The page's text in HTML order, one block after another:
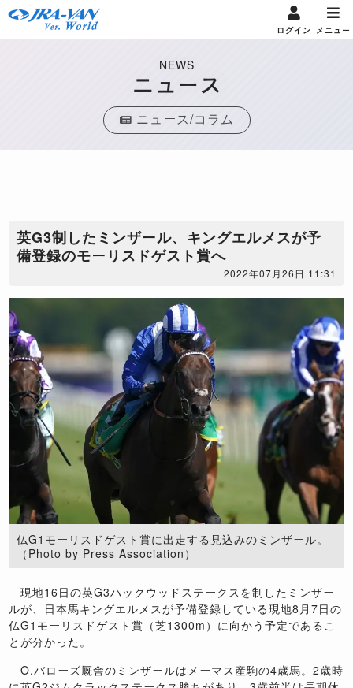
ログイン メニュー
NEWS
ニュース
ニュース/コラム
英G3制したミンザール、キングエルメスが予
備登録のモーリスドゲスト賞へ
2022年07月26日 11:31
仏G1モーリスドゲスト賞に出走する見込みのミンザール。
（Photo by Press Association）
現地16日の英G3ハックウッドステークスを制したミンザー
ルが、日本馬キングエルメスが予備登録している現地8月7日の
仏G1モーリスドゲスト賞（芝1300m）に向かう予定であるこ
とが分かった。
O.バローズ厩舎のミンザールはメーマス産駒の4歳馬。2歳時